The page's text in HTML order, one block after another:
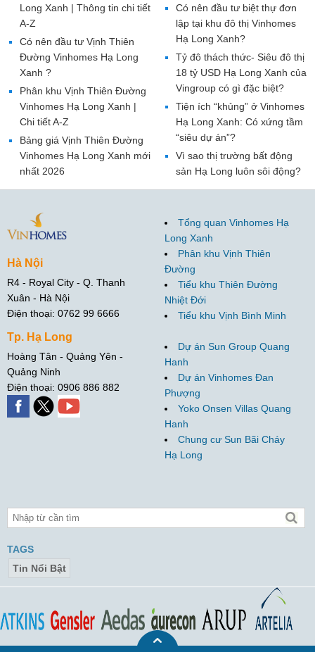
Có nên đầu tư biệt thự đơn
lập tại khu đô thị Vinhomes
Hạ Long Xanh?
Tỷ đô thách thức- Siêu đô thị
18 tỷ USD Hạ Long Xanh của
Vingroup có gì đặc biệt?
Tiện ích “khủng” ở Vinhomes
Hạ Long Xanh: Có xứng tầm
“siêu dự án”?
Vì sao thị trường bất động
sản Hạ Long luôn sôi động?
Long Xanh | Thông tin chi tiết
A-Z
Có nên đầu tư Vịnh Thiên
Đường Vinhomes Hạ Long
Xanh ?
Phân khu Vịnh Thiên Đường
Vinhomes Hạ Long Xanh |
Chi tiết A-Z
Bảng giá Vịnh Thiên Đường
Vinhomes Hạ Long Xanh mới
nhất 2026
Hà Nội
R4 - Royal City - Q. Thanh
Xuân - Hà Nội
Điện thoại: 0762 99 6666
Tp. Hạ Long
Hoàng Tân - Quảng Yên -
Quảng Ninh
Điện thoại: 0906 886 882
Tổng quan Vinhomes Hạ
Long Xanh
Phân khu Vịnh Thiên
Đường
Tiểu khu Thiên Đường
Nhiệt Đới
Tiểu khu Vịnh Bình Minh
Dự án Sun Group Quang
Hanh
Dự án Vinhomes Đan
Phượng
Yoko Onsen Villas Quang
Hanh
Chung cư Sun Bãi Cháy
Hạ Long
TAGS
Tin Nổi Bật